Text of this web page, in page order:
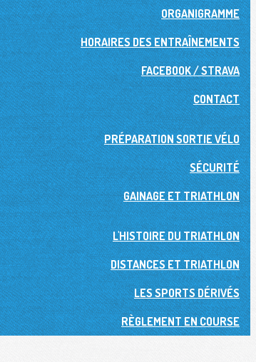
ORGANIGRAMME
HORAIRES DES ENTRAÎNEMENTS
FACEBOOK / STRAVA
CONTACT
PRÉPARATION SORTIE VÉLO
SÉCURITÉ
GAINAGE ET TRIATHLON
L'HISTOIRE DU TRIATHLON
DISTANCES ET TRIATHLON
LES SPORTS DÉRIVÉS
RÈGLEMENT EN COURSE